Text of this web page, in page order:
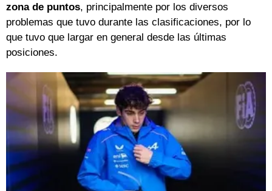
zona de puntos, principalmente por los diversos
problemas que tuvo durante las clasificaciones, por lo
que tuvo que largar en general desde las últimas
posiciones.